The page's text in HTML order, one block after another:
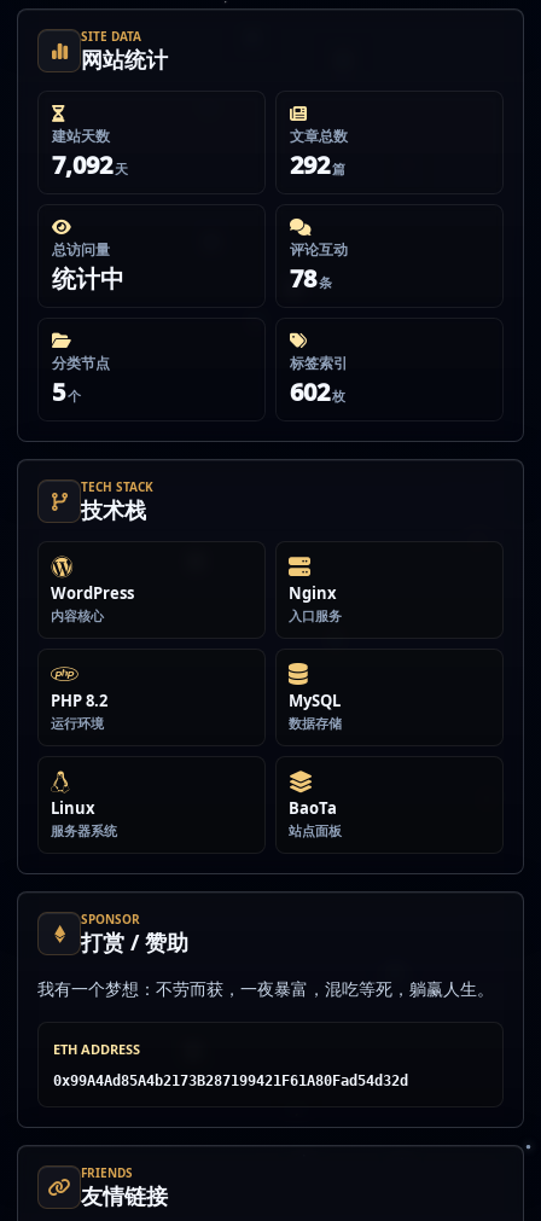
SITE DATA
网站统计
建站天数
7,092 天
文章总数
292篇
总访问量
统计中
评论互动
78条
分类节点
5个
标签索引
602枚
TECH STACK
技术栈
WordPress
内容核心
Nginx
入口服务
PHP 8.2
运行环境
MySQL
数据存储
Linux
服务器系统
BaoTa
站点面板
SPONSOR
打赏 / 赞助
我有一个梦想：不劳而获，一夜暴富，混吃等死，躺赢人生。
ETH ADDRESS
0x99A4Ad85A4b2173B287199421F61A80Fad54d32d
FRIENDS
友情链接